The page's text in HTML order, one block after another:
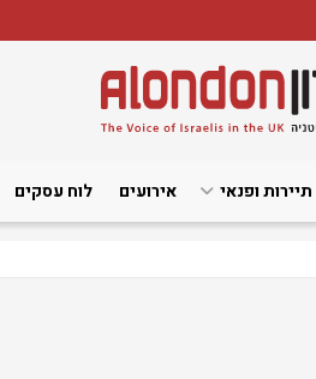
תיירות ופנאי אירועים לוח עסקים